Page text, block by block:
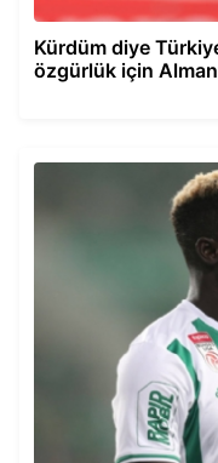
Kürdüm diye
özgürlük için